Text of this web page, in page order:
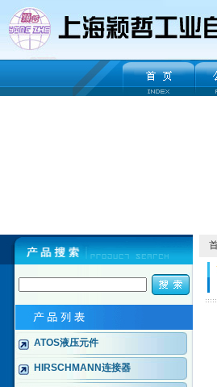
ATOS液压元件
HIRSCHMANN连接器